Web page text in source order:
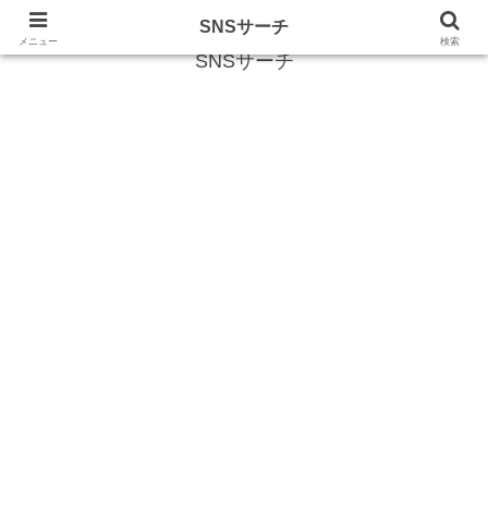
SNSサーチ
メニュー
SNSサーチ
検索